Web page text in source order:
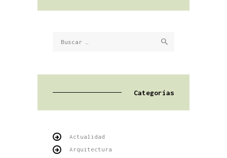
Categorías
Actualidad
Arquitectura